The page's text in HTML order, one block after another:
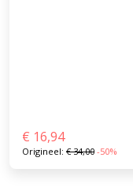
€ 16,94
Origineel: €34,00 -50%